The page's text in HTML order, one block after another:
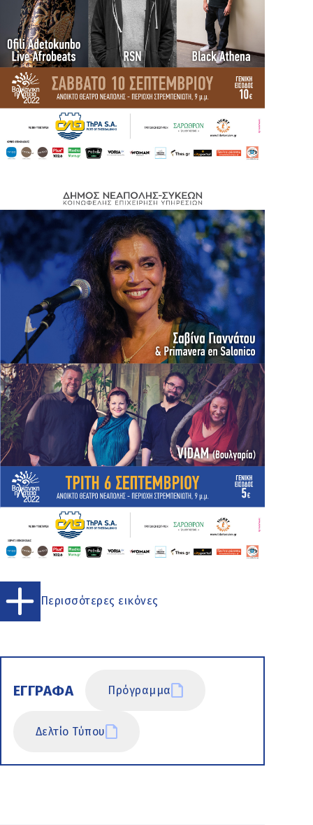
Περισσότερες εικόνες
ΕΓΓΡΑΦΑ Πρόγραμμα
Δελτίο Τύπου